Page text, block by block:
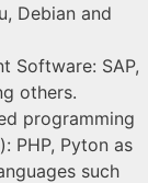
Debian and
Software: SAP,
others.
programming
PHP, Pyton as
such